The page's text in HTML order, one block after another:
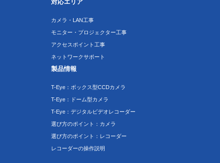
対応エリア
カメラ・LAN工事
モニター・プロジェクター工事
アクセスポイント工事
ネットワークサポート
製品情報
T-Eye：ボックス型CCDカメラ
T-Eye：ドーム型カメラ
T-Eye：デジタルビデオレコーダー
選び方のポイント：カメラ
選び方のポイント：レコーダー
レコーダーの操作説明